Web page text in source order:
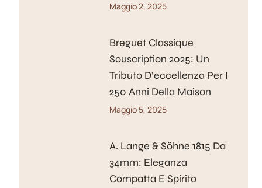
Maggio 2, 2025
Breguet Classique
Souscription 2025: Un
Tributo D’eccellenza Per I
250 Anni Della Maison
Maggio 5, 2025
A. Lange & Söhne 1815 Da
34mm: Eleganza
Compatta E Spirito